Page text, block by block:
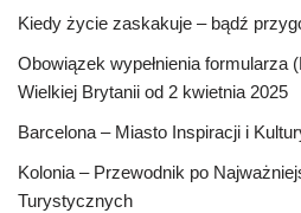
Kiedy życie zaskakuje – bądź
Obowiązek wypełnienia formularza
Wielkiej Brytanii od 2 kwietnia 2025
Barcelona – Miasto Inspiracji i
Kolonia – Przewodnik po
Turystycznych